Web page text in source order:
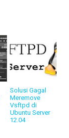
Solusi Gagal
Meremove
Vsftpd di
Ubuntu Server
12.04